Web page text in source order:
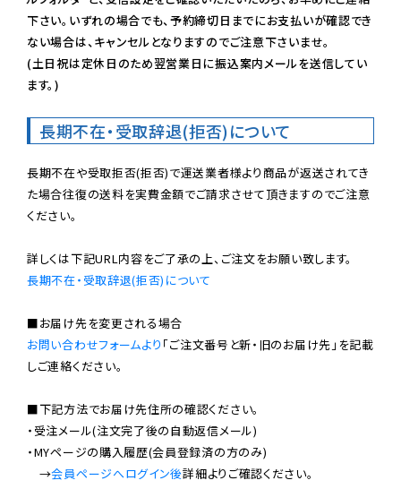
下さい。いずれの場合でも、予約締切日までにお支払いが確認でき
ない場合は、キャンセルとなりますのでご注意下さいませ。
(土日祝は定休日のため翌営業日に振込案内メールを送信してい
ます。)
長期不在・受取辞退(拒否)について
長期不在や受取拒否(拒否)で運送業者様より商品が返送されてき
た場合往復の送料を実費金額でご請求させて頂きますのでご注意
ください。
長期不在・受取辞退(拒否)について
お問い合わせフォームより 「ご注文番号と新・旧のお届け先」を記載
しご連絡ください。
■下記方法でお届け先住所の確認ください。
・受注メール(注文完了後の自動返信メール)
・MYページの購入履歴(会員登録済の方のみ)
→会員ページへログイン後詳細よりご確認ください。